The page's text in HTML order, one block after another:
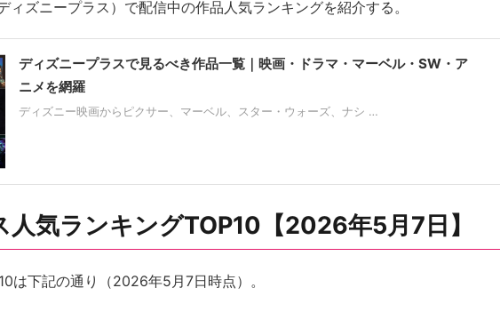
ズニープラス）で配信中の作品人気ランキングを紹介する。
ディズニープラスで見るべき作品一覧｜映画・ドラマ・マーベル・SW・ア
ニメを網羅
ディズニー映画からピクサー、マーベル、スター・ウォーズ、ナシ …
気ランキングTOP10【2026年5月7日】
は下記の通り（2026年5月7日時点）。